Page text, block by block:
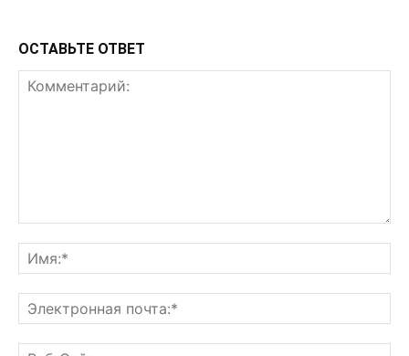
ОСТАВЬТЕ ОТВЕТ